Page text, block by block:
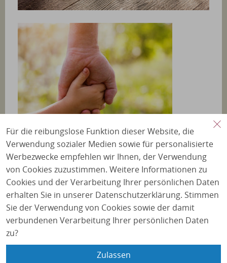
Unterstützer
Für die finanzielle Unterstützung und die
vertrauensvolle Zusammenarbeit möchten wir
uns bei unseren Geldgebern ganz herzlich
bedanken.
Für die reibungslose Funktion dieser Website, die
Verwendung sozialer Medien sowie für personalisierte
Werbezwecke empfehlen wir Ihnen, der Verwendung
von Cookies zuzustimmen. Weitere Informationen zu
Cookies und der Verarbeitung Ihrer persönlichen Daten
erhalten Sie in unserer Datenschutzerklärung. Stimmen
Sie der Verwendung von Cookies sowie der damit
verbundenen Verarbeitung Ihrer persönlichen Daten
zu?
Zulassen